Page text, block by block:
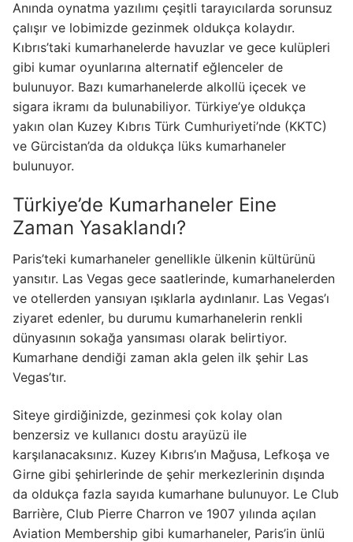
Anında oynatma yazılımı çeşitli tarayıcılarda sorunsuz
çalışır ve lobimizde gezinmek oldukça kolaydır.
Kıbrıs’taki kumarhanelerde havuzlar ve gece kulüpleri
gibi kumar oyunlarına alternatif eğlenceler de
bulunuyor. Bazı kumarhanelerde alkollü içecek ve
sigara ikramı da bulunabiliyor. Türkiye’ye oldukça
yakın olan Kuzey Kıbrıs Türk Cumhuriyeti’nde (KKTC)
ve Gürcistan’da da oldukça lüks kumarhaneler
bulunuyor.
Türkiye’de Kumarhaneler Eine
Zaman Yasaklandı?
Paris’teki kumarhaneler genellikle ülkenin kültürünü
yansıtır. Las Vegas gece saatlerinde, kumarhanelerden
ve otellerden yansıyan ışıklarla aydınlanır. Las Vegas’ı
ziyaret edenler, bu durumu kumarhanelerin renkli
dünyasının sokağa yansıması olarak belirtiyor.
Kumarhane dendiği zaman akla gelen ilk şehir Las
Vegas’tır.
Siteye girdiğinizde, gezinmesi çok kolay olan
benzersiz ve kullanıcı dostu arayüzü ile
karşılanacaksınız. Kuzey Kıbrıs’ın Mağusa, Lefkoşa ve
Girne gibi şehirlerinde de şehir merkezlerinin dışında
da oldukça fazla sayıda kumarhane bulunuyor. Le Club
Barrière, Club Pierre Charron ve 1907 yılında açılan
Aviation Membership gibi kumarhaneler, Paris’in ünlü